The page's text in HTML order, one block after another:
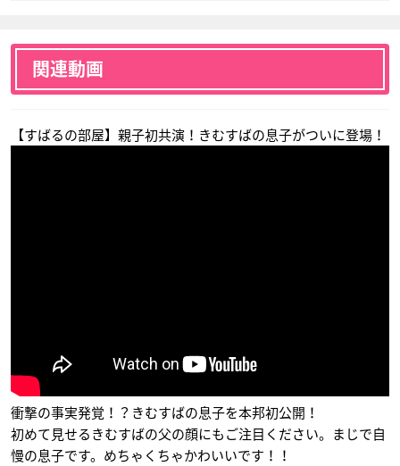
映画ドラえもん のび
太のひみつ道具博物
館
ジャイアン
映画 ドラえもん 新・
のび太と鉄人兵団～
はばたけ 天使たち～
ジャイアン
ジャイアン
関連動画
【すばるの部屋】親子初共演！きむすばの息子がついに登場！
衝撃の事実発覚！？きむすばの息子を本邦初公開！
初めて見せるきむすばの父の顔にもご注目ください。まじで自
慢の息子です。めちゃくちゃかわいいです！！